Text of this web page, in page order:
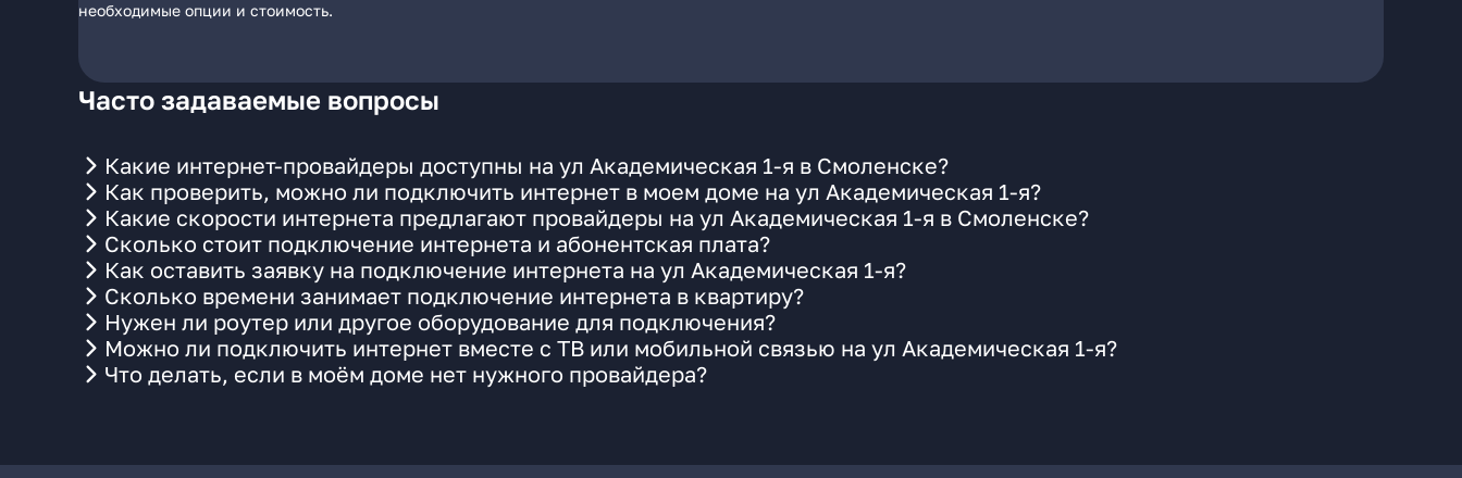
необходимые опции и стоимость.
Часто задаваемые вопросы
Какие интернет-провайдеры доступны на ул Академическая 1-я в Смоленске?
Как проверить, можно ли подключить интернет в моем доме на ул Академическая 1-я?
Какие скорости интернета предлагают провайдеры на ул Академическая 1-я в Смоленске?
Сколько стоит подключение интернета и абонентская плата?
Как оставить заявку на подключение интернета на ул Академическая 1-я?
Сколько времени занимает подключение интернета в квартиру?
Нужен ли роутер или другое оборудование для подключения?
Можно ли подключить интернет вместе с ТВ или мобильной связью на ул Академическая 1-я?
Что делать, если в моём доме нет нужного провайдера?